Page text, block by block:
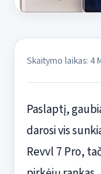
Skaitymo laikas: 4
Paslaptį,
darosi vis
Revvl 7 Pro,